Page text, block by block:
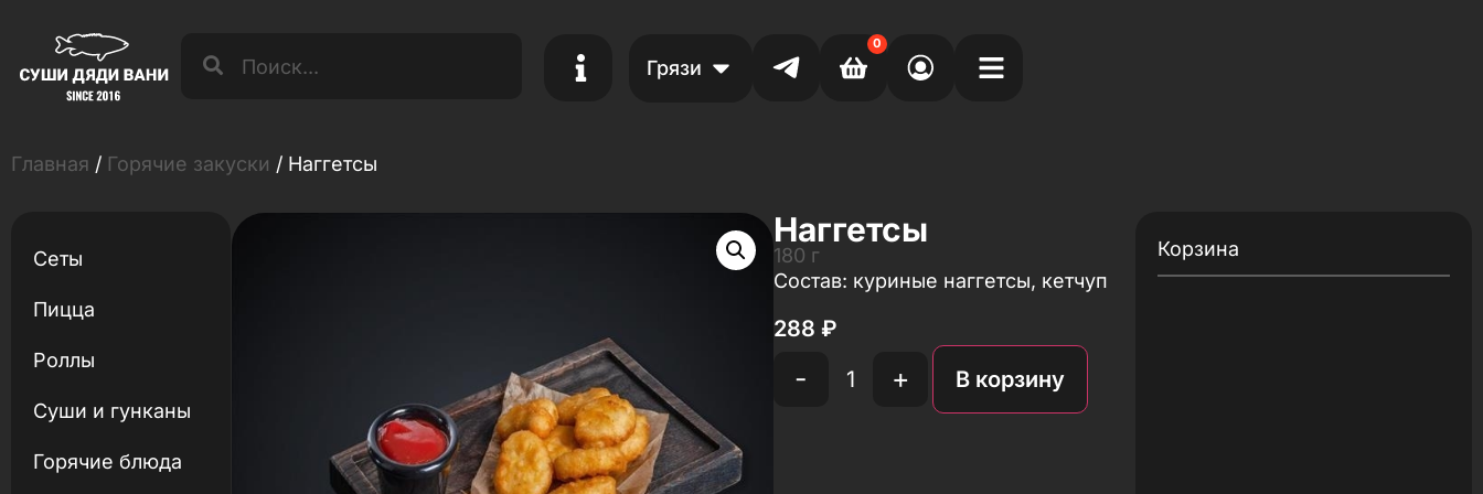
Грязи
0
Главная / Горячие закуски / Наггетсы
Сеты
Пицца
Роллы
Суши и гунканы
Горячие блюда
Наггетсы
180 г
Состав: куриные наггетсы, кетчуп
288 ₽
- + В корзину
Корзина